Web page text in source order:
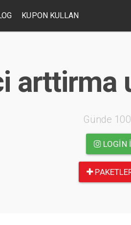
KUPON KULLAN
arttirma
Günde
LOGIN